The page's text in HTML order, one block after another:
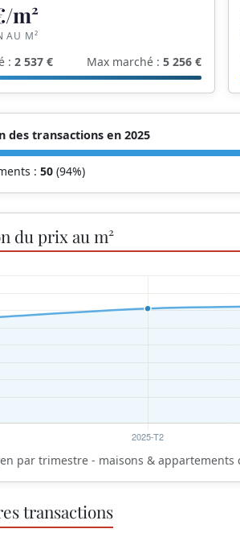
m²
AU M²
: 2 537 € Max marché : 5 256 €
des transactions en 2025
: 50 (94%)
du prix au m²
par trimestre - maisons & appartements
transactions